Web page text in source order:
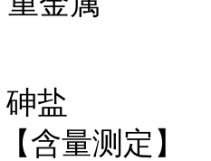
砷盐
【含量测定】